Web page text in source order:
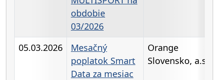
obdobie
03/2026
05.03.2026
Mesačný
poplatok Smart
Data za mesiac
Orange
Slovensko, a.s.